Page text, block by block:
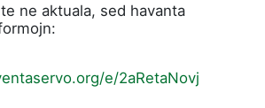
ne aktuala, sed havanta
e/2aRetaNovj